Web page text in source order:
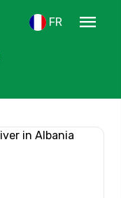
FR menu